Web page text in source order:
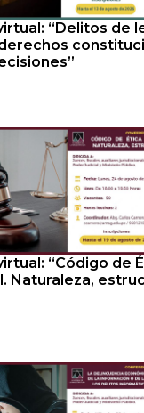
“Delitos de
“Código de
Naturaleza,